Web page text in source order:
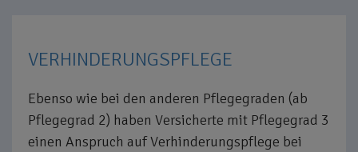
VERHINDERUNGSPFLEGE
Ebenso wie bei den anderen Pflegegraden (ab
Pflegegrad 2) haben Versicherte mit Pflegegrad 3
einen Anspruch auf Verhinderungspflege bei